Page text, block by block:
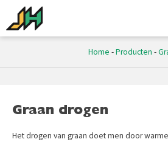
Home -Producten -
Graan drogen
Het drogen van graan doet men door